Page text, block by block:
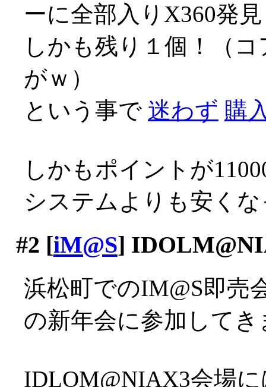
ーに全部入りX360発
しかも残り１個！（
がｗ）
という事で 迷わず 購
しかもポイントが
システムよりも安く
#2 [iM@S]
浜松町でのIM@S即売
の新年会に参加してき
IDLOM@NIAX3会場